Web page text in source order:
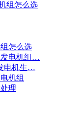
组怎么选
怎么选
发电机组…
电机生…
机组
理